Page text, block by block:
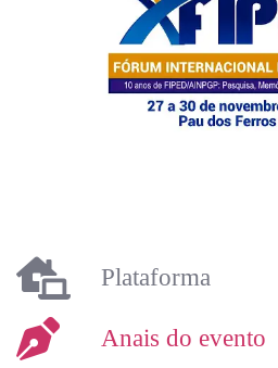
Plataforma
Anais do evento